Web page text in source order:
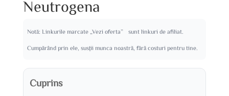
Neutrogena
Notă: Linkurile marcate „Vezi oferta” sunt linkuri de afiliat.
Cumpărând prin ele, susții munca noastră, fără costuri pentru tine.
Cuprins